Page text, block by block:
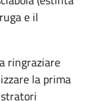
e il
ringraziare
la prima